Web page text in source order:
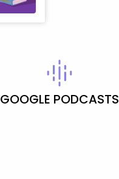
GOOGLE PODCASTS